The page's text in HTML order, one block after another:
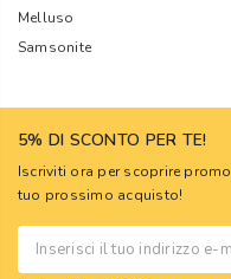
Melluso
Samsonite
5% DI SCONTO PER TE!
Iscriviti ora per scoprire
tuo prossimo acquisto!